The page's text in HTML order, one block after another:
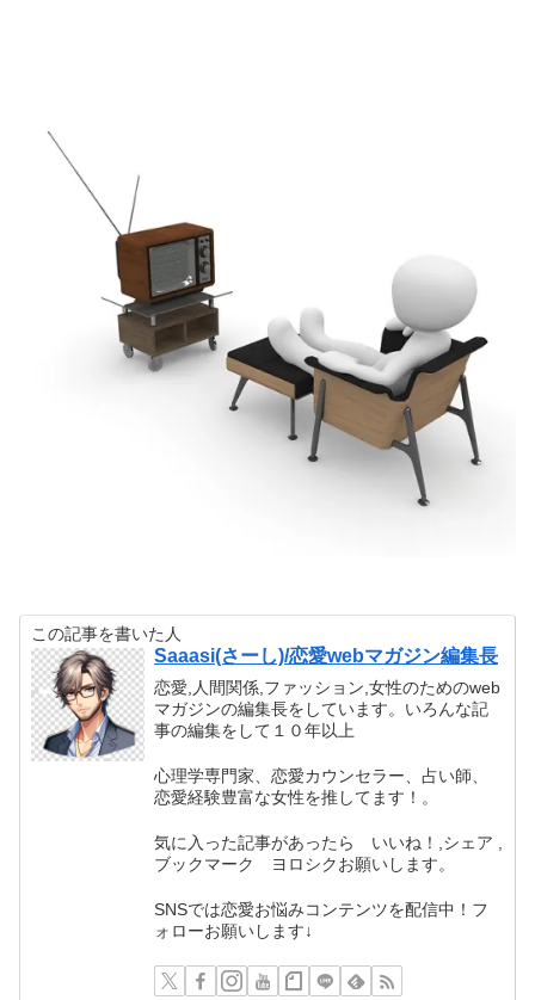
この記事を書いた人
Saaasi(さーし)/恋愛webマガジン編集長
恋愛,人間関係,ファッション,女性のためのweb
マガジンの編集長をしています。いろんな記
事の編集をして１０年以上
心理学専門家、恋愛カウンセラー、占い師、
恋愛経験豊富な女性を推してます！。
気に入った記事があったら いいね！,シェア ,
ブックマーク ヨロシクお願いします。
SNSでは恋愛お悩みコンテンツを配信中！フ
ォローお願いします↓